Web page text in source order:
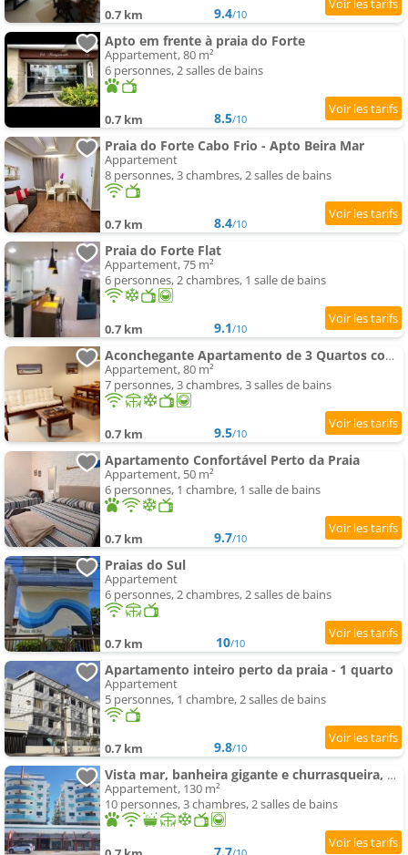
0.7 km 9.4/10
Apto em frente à praia do Forte
Appartement, 80 m²
6 personnes, 2 salles de bains
0.7 km 8.5/10
Praia do Forte Cabo Frio - Apto Beira Mar
Appartement
8 personnes, 3 chambres, 2 salles de bains
0.7 km 8.4/10
Praia do Forte Flat
Appartement, 75 m²
6 personnes, 2 chambres, 1 salle de bains
0.7 km 9.1/10
Aconchegante Apartamento de 3 Quartos com Varanda, Ar e cozinha completa - Cabo Frio
Appartement, 80 m²
7 personnes, 3 chambres, 3 salles de bains
0.7 km 9.5/10
Apartamento Confortável Perto da Praia
Appartement, 50 m²
6 personnes, 1 chambre, 1 salle de bains
0.7 km 9.7/10
Praias do Sul
Appartement
6 personnes, 2 chambres, 2 salles de bains
0.7 km 10/10
Apartamento inteiro perto da praia - 1 quarto
Appartement
5 personnes, 1 chambre, 2 salles de bains
0.7 km 9.8/10
Vista mar, banheira gigante e churrasqueira, pe na areia, ao lado hotel malibu
Appartement, 130 m²
10 personnes, 3 chambres, 2 salles de bains